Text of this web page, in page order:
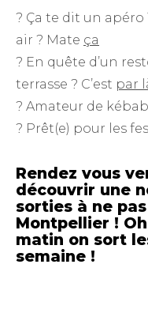
? Ça te dit un
air ? Mate ça
? En quête d’un
terrasse ? C’est par
? Amateur de kébab
? Prêt(e) pour les
Rendez vous
découvrir une
sorties à ne
Montpellier !
matin on sort
semaine !